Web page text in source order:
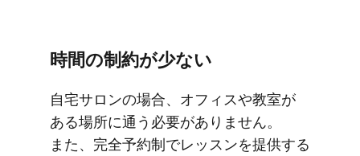
時間の​​制約が​​少ない
自宅サロンの​​場合、​​オフィスや​​教室が​​
ある​​場所に​​通う​​必要が​​ありません。​​
また、​​完全予​約制で​​レッスンを​提供する​​